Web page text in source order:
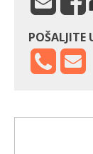
POŠALJITE